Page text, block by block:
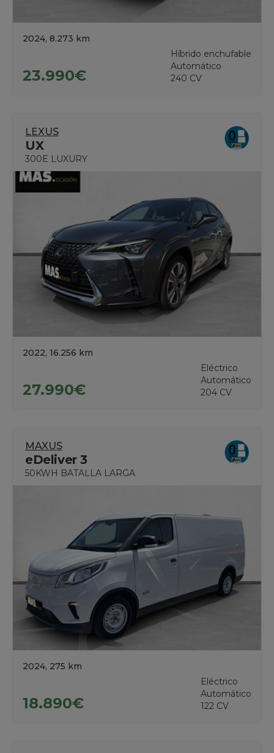
2024, 8.273 km
23.990€
Híbrido enchufable
Automático
240 CV
LEXUS
UX
300E LUXURY
2022, 16.256 km
27.990€
Eléctrico
Automático
204 CV
MAXUS
eDeliver 3
50KWH BATALLA LARGA
2024, 275 km
18.890€
Eléctrico
Automático
122 CV